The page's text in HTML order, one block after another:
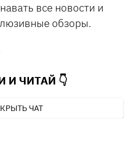
все новости и
обзоры.
И ЧИТАЙ 👇
ЧАТ